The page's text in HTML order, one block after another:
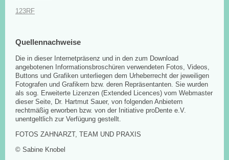
123RF
Quellennachweise
Die in dieser Internetpräsenz und in den zum Download
angebotenen Informationsbroschüren verwendeten Fotos, Videos,
Buttons und Grafiken unterliegen dem Urheberrecht der jeweiligen
Fotografen und Grafikern bzw. deren Repräsentanten. Sie wurden
als sog. Erweiterte Lizenzen (Extended Licences) vom Webmaster
dieser Seite, Dr. Hartmut Sauer, von folgenden Anbietern
rechtmäßig erworben bzw. von der Initiative proDente e.V.
unentgeltlich zur Verfügung gestellt.
FOTOS ZAHNARZT, TEAM UND PRAXIS
© Sabine Knobel